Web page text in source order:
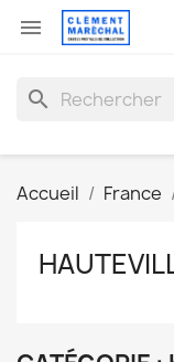

search
Accueil France